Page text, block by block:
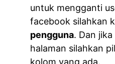
untuk mengganti
facebook silahkan
pengguna. Dan
halaman silahkan
kolom yang ada.